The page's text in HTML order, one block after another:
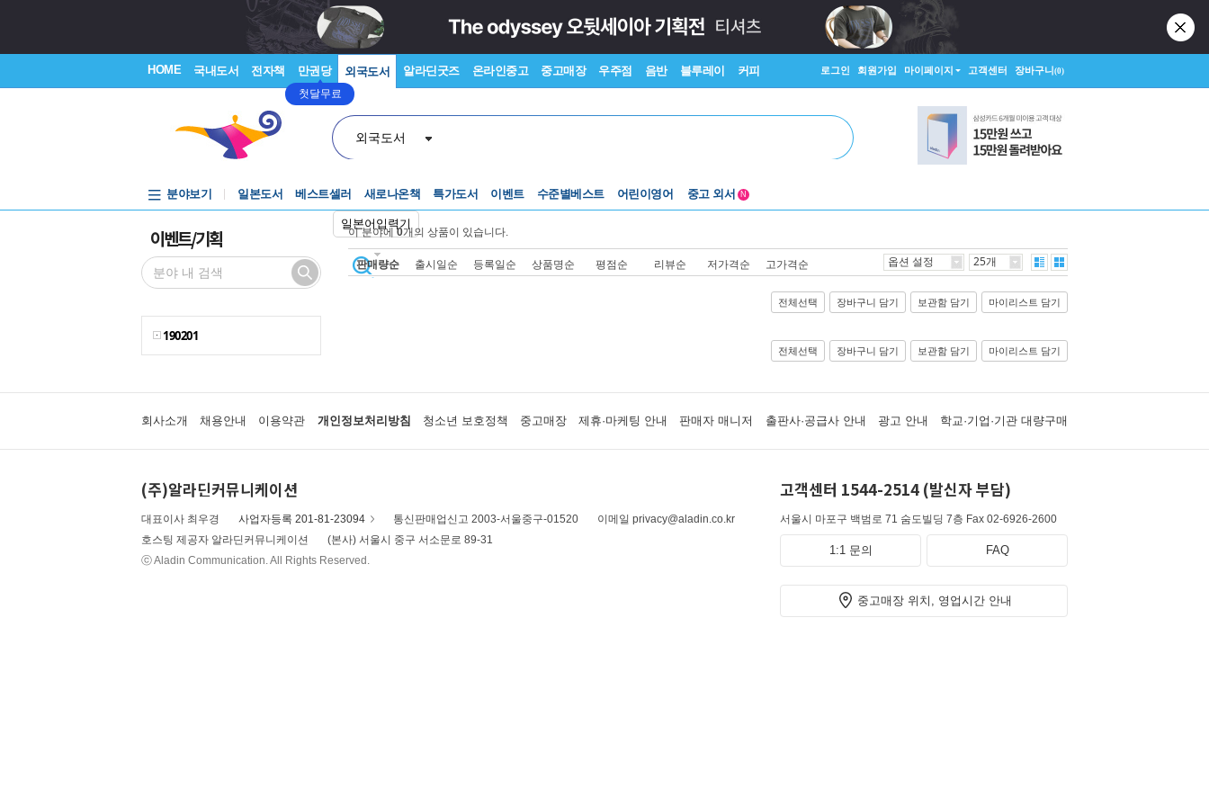
HOME 국내도서 전자책 만권당
첫달무료
외국도서 알라딘굿즈 온라인중고 중고매장 우주점 음반 블루레이 커피 로그인 회원가입 마이페이지 고객센터 장바구니(0)
외국도서
일본어입력기
분야보기 일본도서 베스트셀러 새로나온책 특가도서 이벤트
수준별베스트
어린이영어
중고 외서
N
이벤트/기획
190201
이 분야에 0개의 상품이 있습니다.
판매량순 출시일순 등록일순 상품명순 평점순 리뷰순 저가격순 고가격순 옵션 설정 25개
전체선택 장바구니 담기 보관함 담기 마이리스트 담기
전체선택 장바구니 담기 보관함 담기 마이리스트 담기
회사소개 채용안내 이용약관 개인정보처리방침 청소년 보호정책 중고매장 제휴·마케팅 안내 판매자 매니저 출판사·공급사 안내 광고 안내 학교·기업·기관 대량구매
(주)알라딘커뮤니케이션
대표이사 최우경 사업자등록 201-81-23094 통신판매업신고 2003-서울중구-01520
이메일 privacy@aladin.co.kr
호스팅 제공자 알라딘커뮤니케이션
(본사) 서울시 중구 서소문로 89-31
ⓒ Aladin Communication. All Rights Reserved.
고객센터 1544-2514 (발신자 부담)
서울시 마포구 백범로 71 숨도빌딩 7층 Fax 02-6926-2600
1:1 문의 FAQ
중고매장 위치, 영업시간 안내